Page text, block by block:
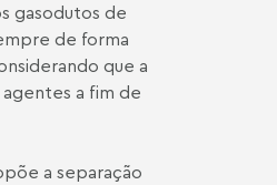
gasodutos de
de forma
que a
a fim de
a separação